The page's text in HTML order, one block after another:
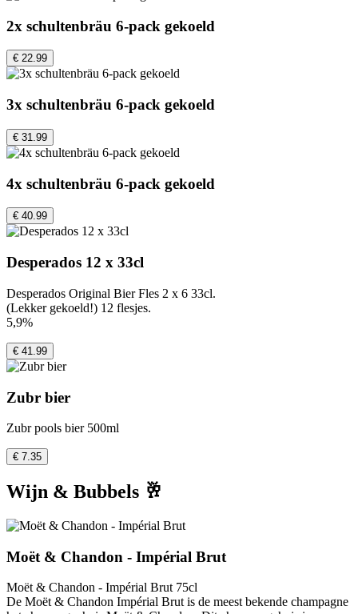
2x schultenbräu 6-pack gekoeld
€ 22.99
3x schultenbräu 6-pack gekoeld
€ 31.99
4x schultenbräu 6-pack gekoeld
€ 40.99
Desperados 12 x 33cl
Desperados Original Bier Fles 2 x 6 33cl.
(Lekker gekoeld!) 12 flesjes.
5,9%
€ 41.99
Zubr bier
Zubr pools bier 500ml
€ 7.35
Wijn & Bubbels 🥂
Moët & Chandon - Impérial Brut
Moët & Chandon - Impérial Brut 75cl
De Moët & Chandon Impérial Brut is de meest bekende champagne